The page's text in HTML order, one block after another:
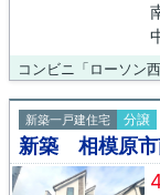
新築一戸建住宅 分譲
新築 相模原